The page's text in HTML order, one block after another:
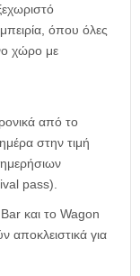
όπου όλες
χώρο με
από το
στην τιμή
pass).
και το Wagon
αποκλειστικά για